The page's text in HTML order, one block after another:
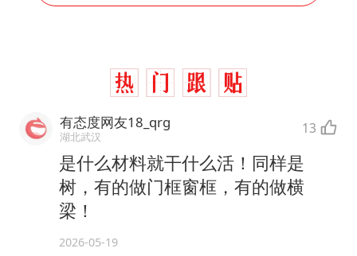
有态度网友18_qrg
湖北武汉 13
是什么材料就干什么活！同样是
树，有的做门框窗框，有的做横
梁！
2026-05-19